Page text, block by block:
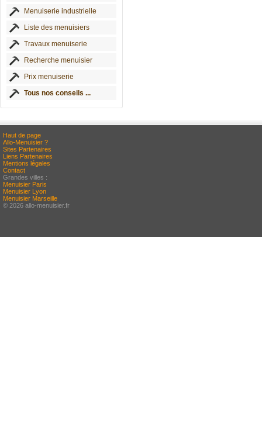
Menuiserie industrielle
Liste des menuisiers
Travaux menuiserie
Recherche menuisier
Prix menuiserie
Tous nos conseils ...
Haut de page
Allo-Menuisier ?
Sites Partenaires
Liens Partenaires
Mentions légales
Contact
Grandes villes :
Menuisier Paris
Menuisier Lyon
Menuisier Marseille
© 2026 allo-menuisier.fr